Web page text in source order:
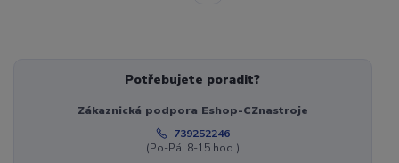
Potřebujete poradit?
Zákaznická podpora Eshop-CZnastroje
739252246
(Po-Pá, 8-15 hod.)